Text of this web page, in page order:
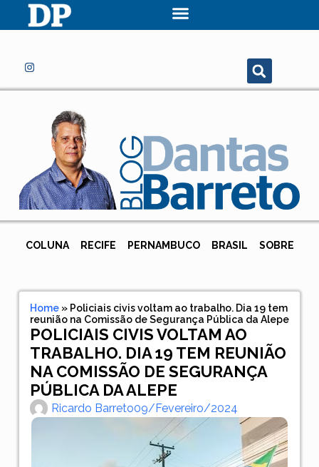
COLUNA RECIFE PERNAMBUCO BRASIL SOBRE
Home» Policiais civis voltam ao trabalho. Dia 19 tem
reunião na Comissão de Segurança Pública da Alepe
POLICIAIS CIVIS VOLTAM AO
TRABALHO. DIA 19 TEM REUNIÃO
NA COMISSÃO DE SEGURANÇA
PÚBLICA DA ALEPE
Ricardo Barreto09/fevereiro/2024